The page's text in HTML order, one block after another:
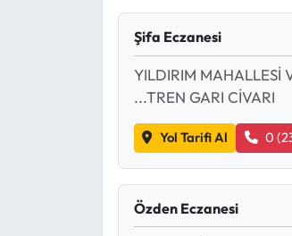
Şifa Eczanesi
YILDIRIM MAHALLESİ
...TREN GARI CİVARI
Yol Tarifi Al 0
Özden Eczanesi